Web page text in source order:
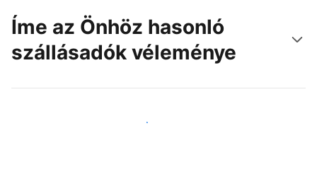
Íme az Önhöz hasonló
szállásadók véleménye
Csatlakozzon Önhöz hasonló szállásadókhoz